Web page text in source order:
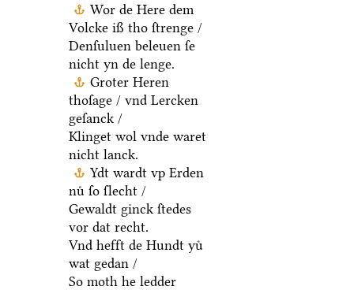
Wor de Here dem
Volcke iß tho ſtrenge /
Denſuluen beleuen ſe
nicht yn de lenge.
Groter Heren
thoſage / vnd Lercken
geſanck /
Klinget wol vnde waret
nicht lanck.
Ydt wardt vp Erden
nuͤ ſo ſlecht /
Gewaldt ginck ſtedes
vor dat recht.
Vnd hefft de Hundt yuͤ
wat gedan /
So moth he ledder